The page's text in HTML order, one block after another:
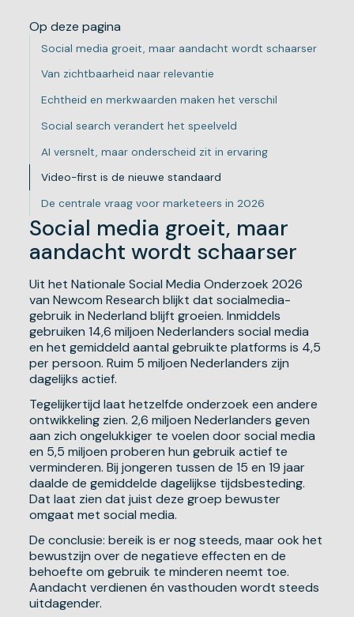
Op deze pagina
Social media groeit, maar aandacht wordt schaarser
Van zichtbaarheid naar relevantie
Echtheid en merkwaarden maken het verschil
Social search verandert het speelveld
AI versnelt, maar onderscheid zit in ervaring
Video-first is de nieuwe standaard
De centrale vraag voor marketeers in 2026
Social media groeit, maar
aandacht wordt schaarser
Uit het Nationale Social Media Onderzoek 2026
van Newcom Research blijkt dat socialmedia-
gebruik in Nederland blijft groeien. Inmiddels
gebruiken 14,6 miljoen Nederlanders social media
en het gemiddeld aantal gebruikte platforms is 4,5
per persoon. Ruim 5 miljoen Nederlanders zijn
dagelijks actief.
Tegelijkertijd laat hetzelfde onderzoek een andere
ontwikkeling zien. 2,6 miljoen Nederlanders geven
aan zich ongelukkiger te voelen door social media
en 5,5 miljoen proberen hun gebruik actief te
verminderen. Bij jongeren tussen de 15 en 19 jaar
daalde de gemiddelde dagelijkse tijdsbesteding.
Dat laat zien dat juist deze groep bewuster
omgaat met social media.
De conclusie: bereik is er nog steeds, maar ook het
bewustzijn over de negatieve effecten en de
behoefte om gebruik te minderen neemt toe.
Aandacht verdienen én vasthouden wordt steeds
uitdagender.